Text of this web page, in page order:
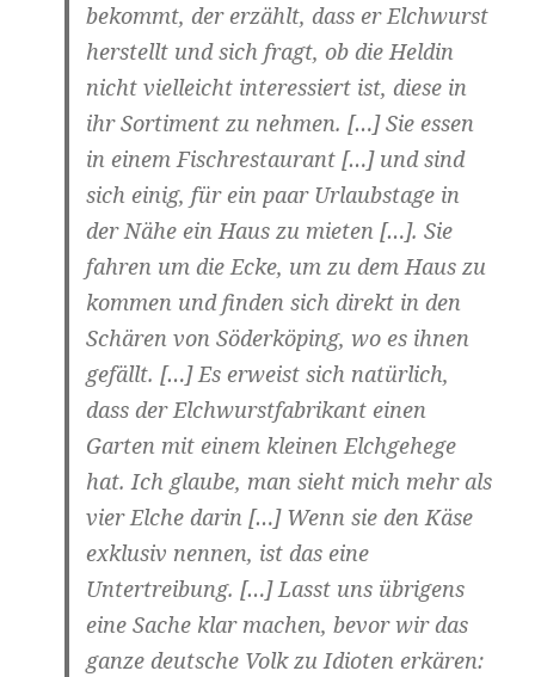
bekommt, der erzählt, dass er Elchwurst
herstellt und sich fragt, ob die Heldin
nicht vielleicht interessiert ist, diese in
ihr Sortiment zu nehmen. […] Sie essen
in einem Fischrestaurant […] und sind
sich einig, für ein paar Urlaubstage in
der Nähe ein Haus zu mieten […]. Sie
fahren um die Ecke, um zu dem Haus zu
kommen und finden sich direkt in den
Schären von Söderköping, wo es ihnen
gefällt. […] Es erweist sich natürlich,
dass der Elchwurstfabrikant einen
Garten mit einem kleinen Elchgehege
hat. Ich glaube, man sieht mich mehr als
vier Elche darin […] Wenn sie den Käse
exklusiv nennen, ist das eine
Untertreibung. […] Lasst uns übrigens
eine Sache klar machen, bevor wir das
ganze deutsche Volk zu Idioten erkären: